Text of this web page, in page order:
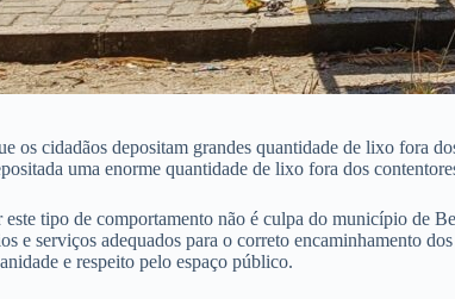
os cidadãos depositam grandes quantidade de lixo fora
uma enorme quantidade de lixo fora dos
tipo de comportamento não é culpa do município de
e serviços adequados para o correto encaminhamento
e respeito pelo espaço público.